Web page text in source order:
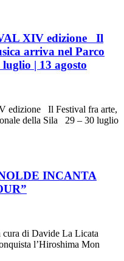
XIV edizione Il
arriva nel Parco
| 13 agosto
Il Festival fra arte,
della Sila 29 – 30 luglio
INCANTA
cura di Davide La Licata
l’Hiroshima Mon